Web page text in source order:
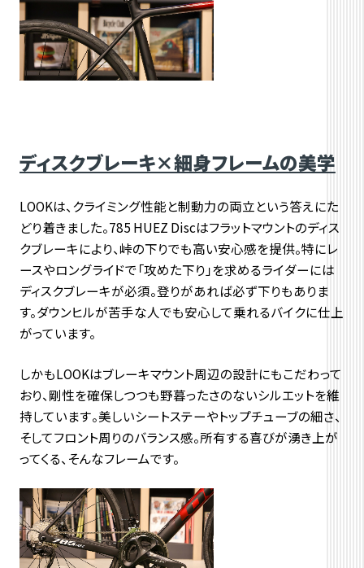
ディスクブレーキ×細身フレームの美学
LOOKは、 クライミング性能と制動力の両立という答えにた
どり着きました。785 HUEZ Discはフラットマウントのディス
クブレーキにより、峠の下りでも高い安心感を提供。特にレ
ースやロングライドで「攻めた下り」を求めるライダーには
ディスクブレーキが必須。登りがあれば必ず下りもありま
す。ダウンヒルが苦手な人でも安心して乗れるバイクに仕上
がっています。
しかもLOOKはブレーキマウント周辺の設計にもこだわって
おり、 剛性を確保しつつも野暮ったさのないシルエットを維
持しています。美しいシートステーやトップチューブの細さ、
そしてフロント周りのバランス感。所有する喜びが湧き上が
ってくる、そんなフレームです。